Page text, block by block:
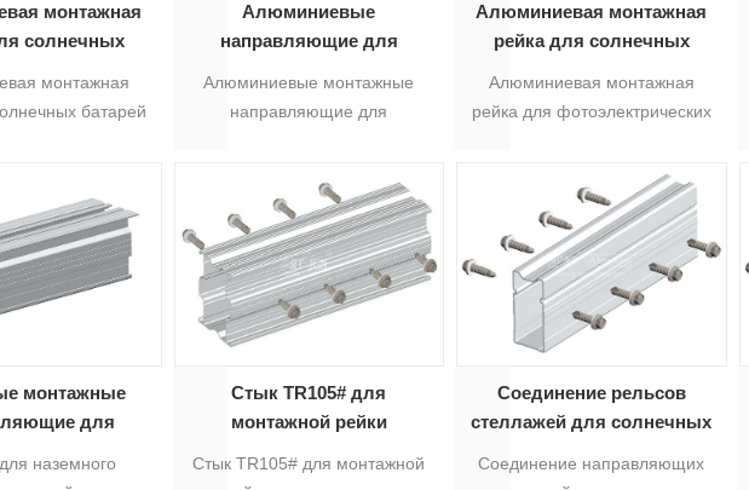
монтажная
солнечных
монтажная
батарей
солнечных
хотя имеет
профиля
алюминиевые
размеров
Алюминиевые
направляющие для
Алюминиевые монтажные
направляющие для
солнечных панелей на крыше
и на земле, их длина может
быть адаптирована в
соответствии с различными
требованиями, обработка
поверхности - анодирование.5
Алюминиевая монтажная
рейка для солнечных
Алюминиевая монтажная
рейка для фотоэлектрических
крепления солнечных
панелей.
монтажные
для
наземного
Стык TR105# для
монтажной рейки
фотоэлектрической
Стык TR105# для монтажной
Соединение рельсов
стеллажей для солнечных
панелей TR85 #
Соединение направляющих